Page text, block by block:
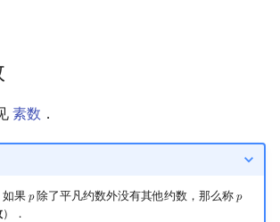
素数 ．
如果𝑝
p除了平凡约数外没有其他约数，那么称𝑝
p
）．